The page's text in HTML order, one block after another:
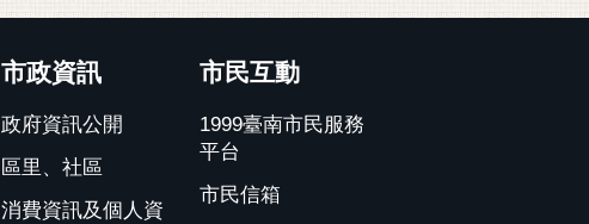
市政資訊
政府資訊公開
區里、社區
消費資訊及個人資
市民互動
1999臺南市民服務
平台
市民信箱